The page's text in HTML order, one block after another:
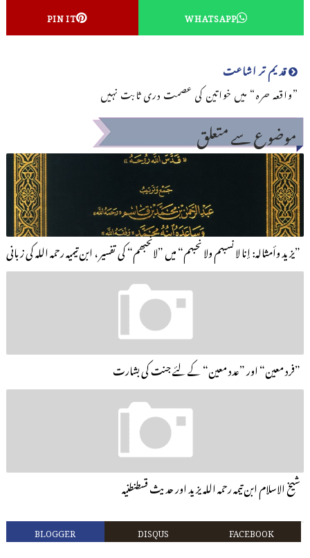
PIN IT
WHATSAPP
قدیم تر اشاعت
”واقعہ حرہ“ میں خواتین کی عصمت دری ثابت نہیں
موضوع سے متعلق
”يزيد وأمثاله: إنا لا نسبهم ولا نحبهم“ میں ”لانحبھم“ کی تفسیر ، ابن تیمیہ رحمہ اللہ کی زبانی
”فرد معین“ اور ”عدد معین“ کے لئے جنت کی بشارت
شیخ الاسلام ابن تیمہ رحمہ اللہ یزید اور حدیث قسطنطنیہ
BLOGGER DISQUS FACEBOOK